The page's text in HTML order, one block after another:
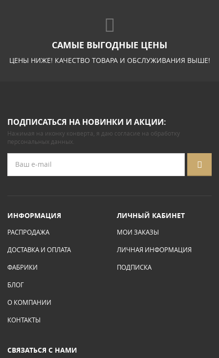
САМЫЕ ВЫГОДНЫЕ ЦЕНЫ
ЦЕНЫ НИЖЕ! КАЧЕСТВО ТОВАРА И ОБСЛУЖИВАНИЯ ВЫШЕ!
ПОДПИСАТЬСЯ НА НОВИНКИ И АКЦИИ:
Нажимая на иконку конверта, я даю согласие на обработку
персональных данных.
ИНФОРМАЦИЯ
РАСПРОДАЖА
ДОСТАВКА И ОПЛАТА
ФАБРИКИ
БЛОГ
О КОМПАНИИ
КОНТАКТЫ
ЛИЧНЫЙ КАБИНЕТ
МОИ ЗАКАЗЫ
ЛИЧНАЯ ИНФОРМАЦИЯ
ПОДПИСКА
СВЯЗАТЬСЯ С НАМИ